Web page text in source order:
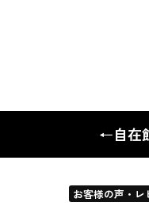
←自在
お客様の声・レ